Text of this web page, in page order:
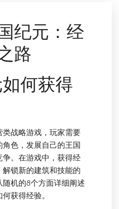
纪元：经
路
何获得
战略游戏，玩家需要
色，发展自己的王国
。在游戏中，获得经
锁新的建筑和技能的
机的8个方面详细阐述
获得经验。